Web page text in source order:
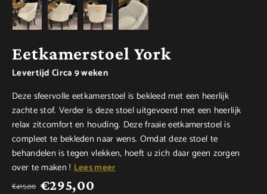
Eetkamerstoel York
Levertijd Circa 9 weken
Deze sfeervolle eetkamerstoel is bekleed met een heerlijk
zachte stof. Verder is deze stoel uitgevoerd met een heerlijk
relax zitcomfort en houding. Deze fraaie eetkamerstoel is
compleet te bekleden naar wens. Omdat deze stoel te
behandelen is tegen vlekken, hoeft u zich daar geen zorgen
over te maken ! Lees meer
€415,00 €295,00